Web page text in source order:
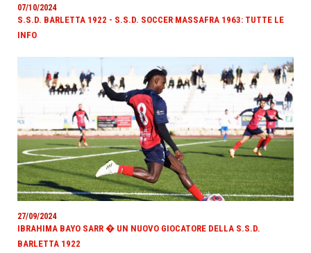
07/10/2024
S.S.D. BARLETTA 1922 - S.S.D. SOCCER MASSAFRA 1963: TUTTE LE
INFO
27/09/2024
IBRAHIMA BAYO SARR � UN NUOVO GIOCATORE DELLA S.S.D.
BARLETTA 1922